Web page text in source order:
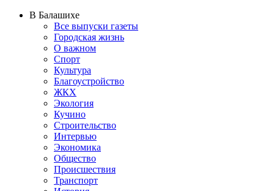
В Балашихе
Все выпуски газеты
Городская жизнь
О важном
Спорт
Культура
Благоустройство
ЖКХ
Экология
Кучино
Строительство
Интервью
Экономика
Общество
Происшествия
Транспорт